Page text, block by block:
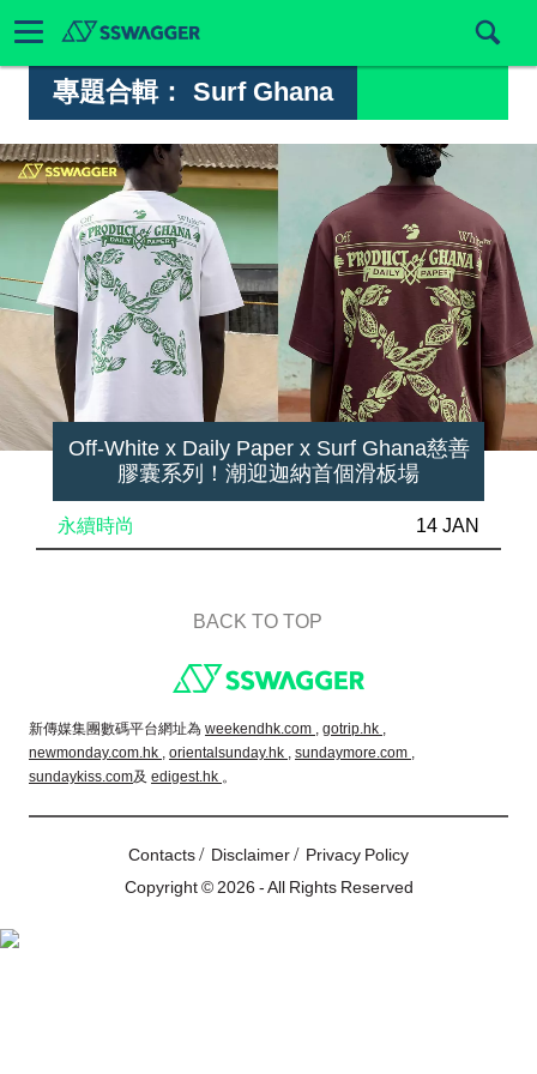
專題合輯： Surf Ghana
Off-White x Daily Paper x Surf Ghana慈善
膠囊系列！潮迎迦納首個滑板場
永續時尚 14 JAN
BACK TO TOP
新傳媒集團數碼平台網址為 weekendhk.com , gotrip.hk ,
newmonday.com.hk , orientalsunday.hk , sundaymore.com ,
sundaykiss.com及 edigest.hk 。
Contacts/ Disclaimer/ Privacy Policy
Copyright © 2026 - All Rights Reserved